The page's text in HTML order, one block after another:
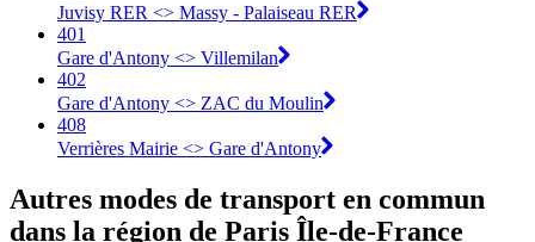
Juvisy RER <> Massy - Palaiseau RER
401
Gare d'Antony <>︎ Villemilan
402
Gare d'Antony <>︎ ZAC du Moulin
408
Verrières Mairie <>︎ Gare d'Antony
Autres modes de transport en commun
dans la région de Paris Île-de-France